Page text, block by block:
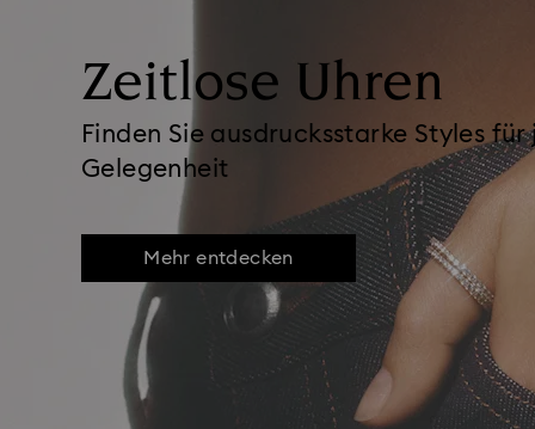
Zeitlose Uhren
Finden Sie ausdrucksstarke Styles für
Gelegenheit
Mehr entdecken